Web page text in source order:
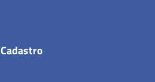
Cadastro